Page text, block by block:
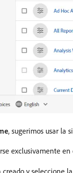
, sugerimos usar la
exclusivamente
creado y seleccione